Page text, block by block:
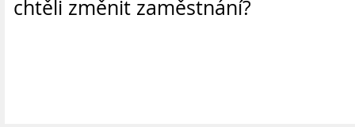
chtěli změnit zaměstnání?